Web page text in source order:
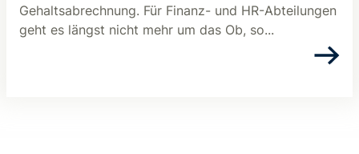
Gehaltsabrechnung. Für Finanz- und HR-Abteilungen
geht es längst nicht mehr um das Ob, so...